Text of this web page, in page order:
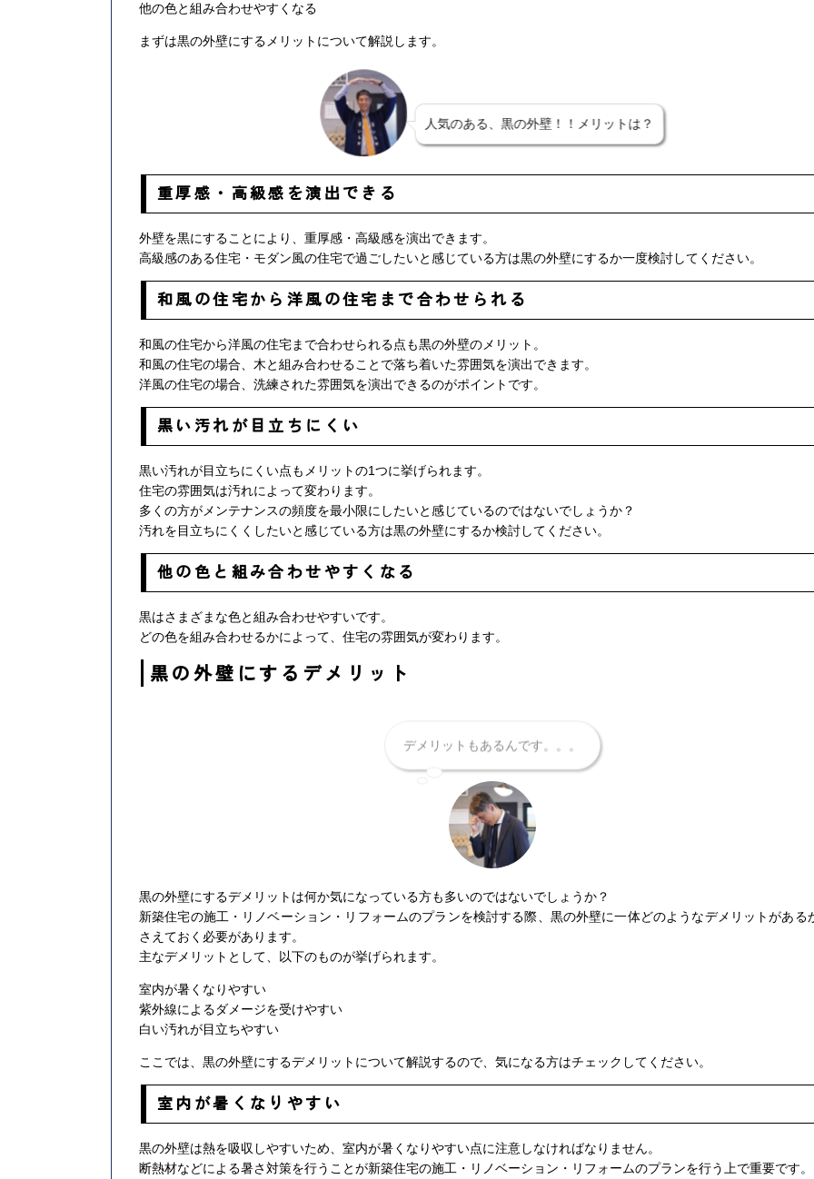
他の色と組み合わせやすくなる
まずは黒の外壁にするメリットについて解説します。
人気のある、黒の外壁！！メリットは？
重厚感・高級感を演出できる
外壁を黒にすることにより、重厚感・高級感を演出できます。
高級感のある住宅・モダン風の住宅で過ごしたいと感じている方は黒の外壁にするか一度検討してください。
和風の住宅から洋風の住宅まで合わせられる
和風の住宅から洋風の住宅まで合わせられる点も黒の外壁のメリット。
和風の住宅の場合、木と組み合わせることで落ち着いた雰囲気を演出できます。
洋風の住宅の場合、洗練された雰囲気を演出できるのがポイントです。
黒い汚れが目立ちにくい
黒い汚れが目立ちにくい点もメリットの1つに挙げられます。
住宅の雰囲気は汚れによって変わります。
多くの方がメンテナンスの頻度を最小限にしたいと感じているのではないでしょうか？
汚れを目立ちにくくしたいと感じている方は黒の外壁にするか検討してください。
他の色と組み合わせやすくなる
黒はさまざまな色と組み合わせやすいです。
どの色を組み合わせるかによって、住宅の雰囲気が変わります。
黒の外壁にするデメリット
黒の外壁にするデメリットは何か気になっている方も多いのではないでしょうか？
新築住宅の施工・リノベーション・リフォームのプランを検討する際、黒の外壁に一体どのようなデメリットがある
さえておく必要があります。
主なデメリットとして、以下のものが挙げられます。
室内が暑くなりやすい
紫外線によるダメージを受けやすい
白い汚れが目立ちやすい
ここでは、黒の外壁にするデメリットについて解説するので、気になる方はチェックしてください。
室内が暑くなりやすい
黒の外壁は熱を吸収しやすいため、室内が暑くなりやすい点に注意しなければなりません。
断熱材などによる暑さ対策を行うことが新築住宅の施工・リノベーション・リフォームのプランを行う上で重要です。